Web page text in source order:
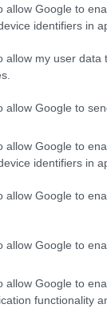
allow Google to
identifiers in
allow my user
allow Google to
allow Google to
identifiers in
allow Google to
allow Google to
allow Google to
functionality
sport
si
campo per
migliorare, a
ad
a
una parola: